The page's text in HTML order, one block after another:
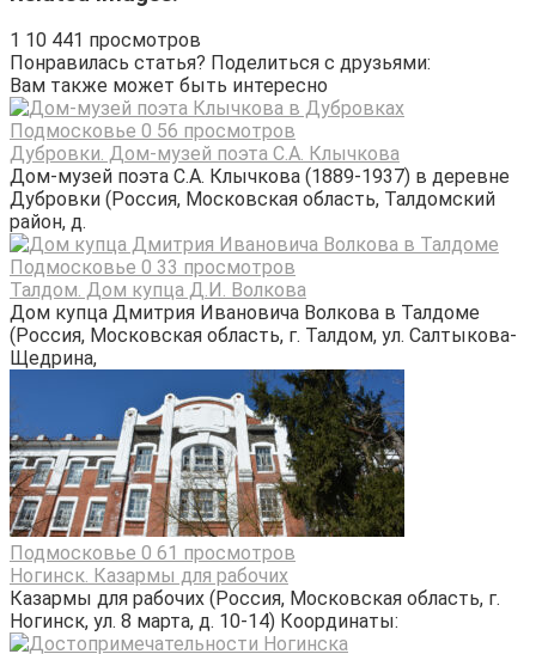
1 10 441 просмотров
Понравилась статья? Поделиться с друзьями:
Вам также может быть интересно
Подмосковье 0 56 просмотров
Дубровки. Дом-музей поэта С.А. Клычкова
Дом-музей поэта С.А. Клычкова (1889-1937) в деревне
Дубровки (Россия, Московская область, Талдомский
район, д.
Подмосковье 0 33 просмотров
Талдом. Дом купца Д.И. Волкова
Дом купца Дмитрия Ивановича Волкова в Талдоме
(Россия, Московская область, г. Талдом, ул. Салтыкова-
Щедрина,
Подмосковье 0 61 просмотров
Ногинск. Казармы для рабочих
Казармы для рабочих (Россия, Московская область, г.
Ногинск, ул. 8 марта, д. 10-14) Координаты: